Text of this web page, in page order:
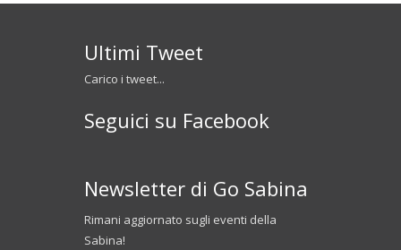
Ultimi Tweet
Carico i tweet...
Seguici su Facebook
Newsletter di Go Sabina
Rimani aggiornato sugli eventi della
Sabina!